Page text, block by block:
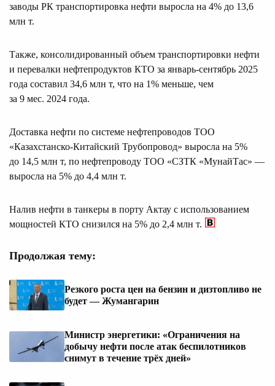
заводы РК транспортировка нефти выросла на 4% до 13,6
млн т.
Также, консолидированный объем транспортировки нефти
и перевалки нефтепродуктов КТО за январь-сентябрь 2025
года составил 34,6 млн т, что на 1% меньше, чем
за 9 мес. 2024 года.
Доставка нефти по системе нефтепроводов ТОО
«Казахстанско-Китайский Трубопровод» выросла на 5%
до 14,5 млн т, по нефтепроводу ТОО «СЗТК «МунайТас» —
выросла на 5% до 4,4 млн т.
Налив нефти в танкеры в порту Актау с использованием
мощностей КТО снизился на 5% до 2,4 млн т.
Продолжая тему:
Резкого роста цен на бензин и дизтопливо не
будет — Жумангарин
Министр энергетики: «Ограничения на
добычу нефти после атак беспилотников
снимут в течение трёх дней»